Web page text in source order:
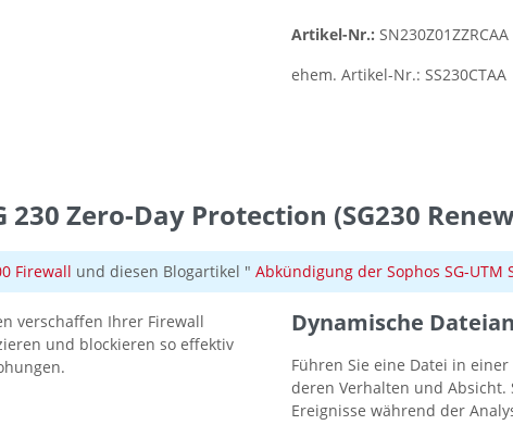
Artikel-Nr.: SN230Z01ZZRCAA
ehem. Artikel-Nr.: SS230CTAA
Zero-Day Protection (SG230
Firewall und diesen Blogartikel " Abkündigung der Sophos SG-UTM
verschaffen Ihrer Firewall
und blockieren so effektiv
Dynamische
Führen Sie eine Datei in
deren Verhalten und
Ereignisse während der